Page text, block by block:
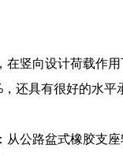
竖向设计荷载作
还具有很好的水
公路盆式橡胶支